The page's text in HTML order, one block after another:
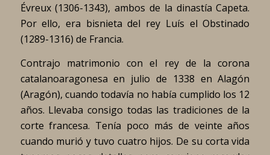
Évreux (1306-1343), ambos de la dinastía Capeta.
Por ello, era bisnieta del rey Luís el Obstinado
(1289-1316) de Francia.
Contrajo matrimonio con el rey de la corona
catalanoaragonesa en julio de 1338 en Alagón
(Aragón), cuando todavía no había cumplido los 12
años. Llevaba consigo todas las tradiciones de la
corte francesa. Tenía poco más de veinte años
cuando murió y tuvo cuatro hijos. De su corta vida